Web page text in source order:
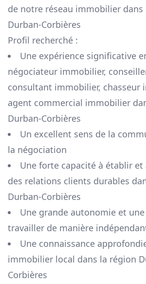
de notre réseau immobilier dans
Durban-Corbières
Profil recherché :
Une expérience significative
négociateur immobilier,
consultant immobilier, chasseur
agent commercial immobilier
Durban-Corbières
Un excellent sens de la
la négociation
Une forte capacité à établir
des relations clients durables
Durban-Corbières
Une grande autonomie et
travailler de manière
Une connaissance
immobilier local dans la région
Corbières